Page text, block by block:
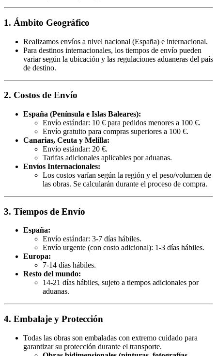
1. Ámbito Geográfico
Realizamos envíos a nivel nacional (España) e internacional.
Para destinos internacionales, los tiempos de envío pueden
variar según la ubicación y las regulaciones aduaneras del país
de destino.
2. Costos de Envío
España (Península e Islas Baleares):
Envío estándar: 10 € para pedidos menores a 100 €.
Envío gratuito para compras superiores a 100 €.
Canarias, Ceuta y Melilla:
Envío estándar: 20 €.
Tarifas adicionales aplicables por aduanas.
Envíos Internacionales:
Los costos varían según la región y el peso/volumen de
las obras. Se calcularán durante el proceso de compra.
3. Tiempos de Envío
España:
Envío estándar: 3-7 días hábiles.
Envío urgente (con costo adicional): 1-3 días hábiles.
Europa:
7-14 días hábiles.
Resto del mundo:
14-21 días hábiles, sujeto a tiempos adicionales por
aduanas.
4. Embalaje y Protección
Todas las obras son embaladas con extremo cuidado para
garantizar su protección durante el transporte.